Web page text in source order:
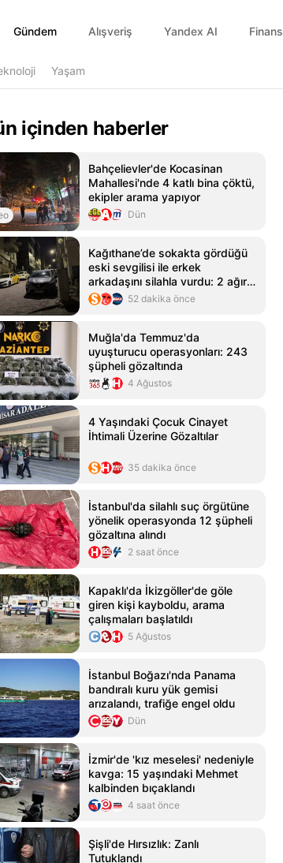
Gündem
Gündem Alışveriş Yandex AI Finans
Yaşam
5
içinden haberler
Bahçelievler'de Kocasinan
Mahallesi'nde 4 katlı bina çöktü,
ekipler arama yapıyor
Dün
Kağıthane’de sokakta gördüğü
eski sevgilisi ile erkek
arkadaşını silahla vurdu: 2 ağır
yaralı
52 dakika önce
Muğla'da Temmuz'da
uyuşturucu operasyonları: 243
şüpheli gözaltında
4 Ağustos
4 Yaşındaki Çocuk Cinayet
İhtimali Üzerine Gözaltılar
35 dakika önce
İstanbul'da silahlı suç örgütüne
yönelik operasyonda 12 şüpheli
gözaltına alındı
2 saat önce
Kapaklı'da İkizgöller'de göle
giren kişi kayboldu, arama
çalışmaları başlatıldı
5 Ağustos
İstanbul Boğazı'nda Panama
bandıralı kuru yük gemisi
arızalandı, trafiğe engel oldu
Dün
İzmir'de 'kız meselesi' nedeniyle
kavga: 15 yaşındaki Mehmet
kalbinden bıçaklandı
4 saat önce
Şişli'de Hırsızlık: Zanlı
Tutuklandı